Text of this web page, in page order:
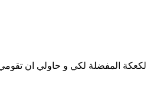
المفضلة لكي و حاولي ان